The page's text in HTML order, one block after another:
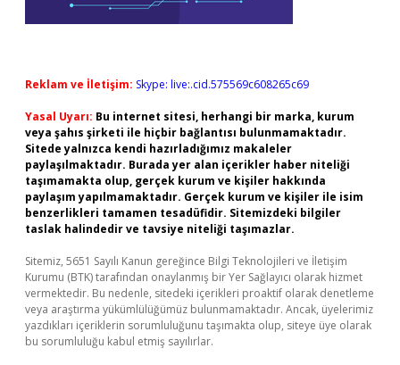
Reklam ve İletişim: Skype: live:.cid.575569c608265c69
Yasal Uyarı: Bu internet sitesi, herhangi bir marka, kurum
veya şahıs şirketi ile hiçbir bağlantısı bulunmamaktadır.
Sitede yalnızca kendi hazırladığımız makaleler
paylaşılmaktadır. Burada yer alan içerikler haber niteliği
taşımamakta olup, gerçek kurum ve kişiler hakkında
paylaşım yapılmamaktadır. Gerçek kurum ve kişiler ile isim
benzerlikleri tamamen tesadüfidir. Sitemizdeki bilgiler
taslak halindedir ve tavsiye niteliği taşımazlar.
Sitemiz, 5651 Sayılı Kanun gereğince Bilgi Teknolojileri ve İletişim
Kurumu (BTK) tarafından onaylanmış bir Yer Sağlayıcı olarak hizmet
vermektedir. Bu nedenle, sitedeki içerikleri proaktif olarak denetleme
veya araştırma yükümlülüğümüz bulunmamaktadır. Ancak, üyelerimiz
yazdıkları içeriklerin sorumluluğunu taşımakta olup, siteye üye olarak
bu sorumluluğu kabul etmiş sayılırlar.